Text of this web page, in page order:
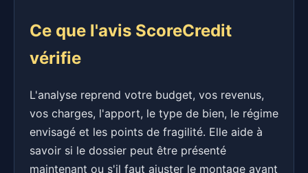
Ce que l'avis ScoreCredit
vérifie
L'analyse reprend votre budget, vos revenus,
vos charges, l'apport, le type de bien, le régime
envisagé et les points de fragilité. Elle aide à
savoir si le dossier peut être présenté
maintenant ou s'il faut ajuster le montage avant